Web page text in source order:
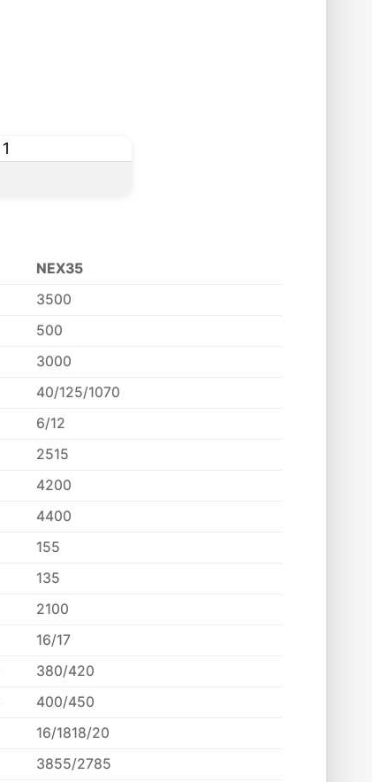
NEX35
3500
500
3000
40/125/1070
6/12
2515
4200
4400
155
135
2100
16/17
380/420
400/450
16/1818/20
3855/2785